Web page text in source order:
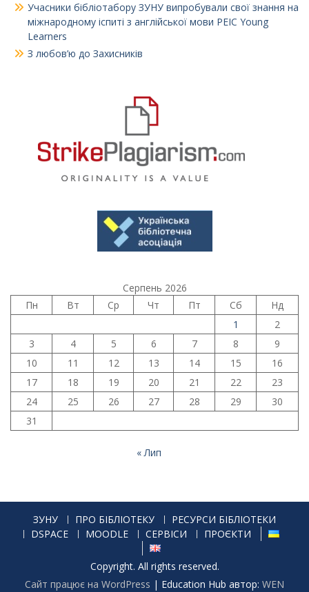
Учасники бібліотабору ЗУНУ випробували свої знання на
міжнародному іспиті з англійської мови PEIC Young
Learners
З любов’ю до Захисників
Серпень 2026
Пн
Вт Ср Чт Пт Сб
Нд
1
2
3
4 5 6 7 8
9
10
11 12 13 14 15
16
17
18 19 20 21 22
23
24
25 26 27 28 29
30
31
« Лип
ЗУНУ ПРО БІБЛІОТЕКУ
РЕСУРСИ БІБЛІОТЕКИ
DSPACE
MOODLE СЕРВІСИ ПРОЄКТИ
Copyright. All rights reserved.
Сайт працює на WordPress | Education Hub автор: WEN